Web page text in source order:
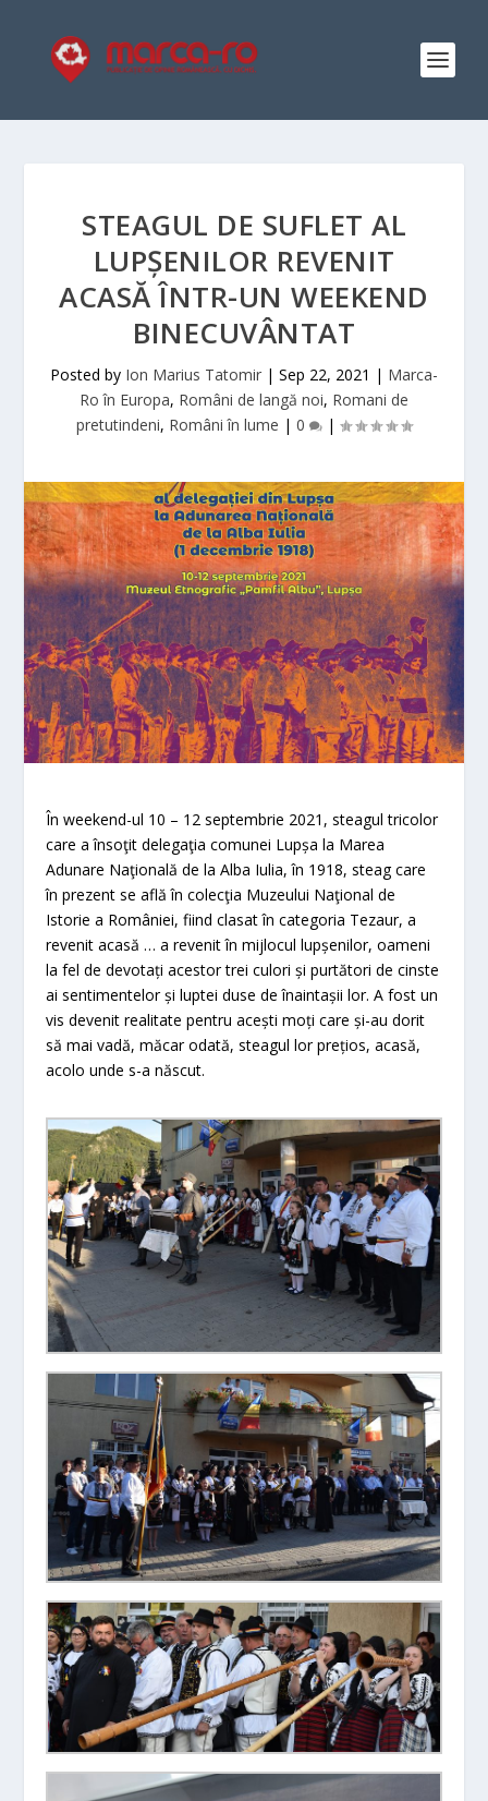
STEAGUL DE SUFLET AL
LUPȘENILOR REVENIT
ACASĂ ÎNTR-UN WEEKEND
BINECUVÂNTAT
Posted by Ion Marius Tatomir | Sep 22, 2021 | Marca-
Ro în Europa, Români de langă noi, Romani de
pretutindeni, Români în lume | 0 |
În weekend-ul 10 – 12 septembrie 2021, steagul tricolor
care a însoţit delegaţia comunei Lupșa la Marea
Adunare Naţională de la Alba Iulia, în 1918, steag care
în prezent se află în colecţia Muzeului Naţional de
Istorie a României, fiind clasat în categoria Tezaur, a
revenit acasă … a revenit în mijlocul lupșenilor, oameni
la fel de devotați acestor trei culori și purtători de cinste
ai sentimentelor și luptei duse de înaintașii lor. A fost un
vis devenit realitate pentru acești moți care și-au dorit
să mai vadă, măcar odată, steagul lor prețios, acasă,
acolo unde s-a născut.